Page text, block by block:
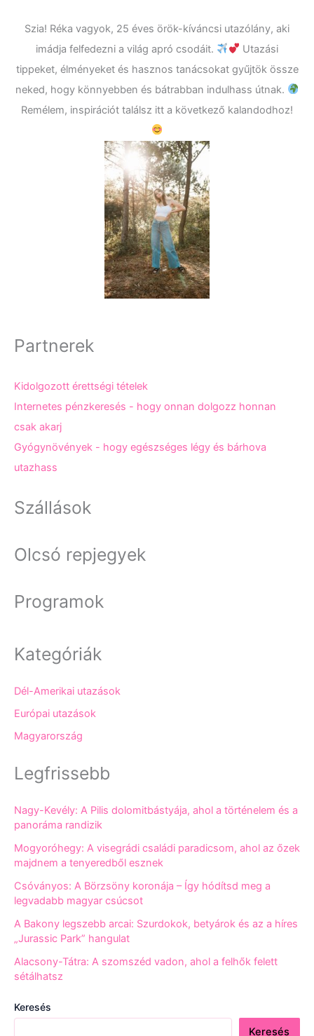
Szia! Réka vagyok, 25 éves örök-kíváncsi utazólány, aki
imádja felfedezni a világ apró csodáit.
Utazási
tippeket, élményeket és hasznos tanácsokat gyűjtök össze
neked, hogy könnyebben és bátrabban indulhass útnak.
Remélem, inspirációt találsz itt a következő kalandodhoz!
Partnerek
Kidolgozott érettségi tételek
Internetes pénzkeresés - hogy onnan dolgozz honnan
csak akarj
Gyógynövények - hogy egészséges légy és bárhova
utazhass
Szállások
Olcsó repjegyek
Programok
Kategóriák
Dél-Amerikai utazások
Európai utazások
Magyarország
Legfrissebb
Nagy-Kevély: A Pilis dolomitbástyája, ahol a történelem és a
panoráma randizik
Mogyoróhegy: A visegrádi családi paradicsom, ahol az őzek
majdnem a tenyeredből esznek
Csóványos: A Börzsöny koronája – Így hódítsd meg a
legvadabb magyar csúcsot
A Bakony legszebb arcai: Szurdokok, betyárok és az a híres
„Jurassic Park” hangulat
Alacsony-Tátra: A szomszéd vadon, ahol a felhők felett
sétálhatsz
Keresés
Keresés